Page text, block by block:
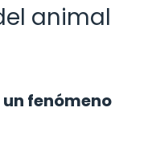
animal
fenómeno